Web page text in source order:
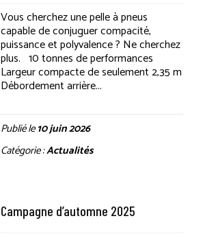
Vous cherchez une pelle à pneus
capable de conjuguer compacité,
puissance et polyvalence ? Ne cherchez
plus. 10 tonnes de performances
Largeur compacte de seulement 2,35 m
Débordement arrière...
Publié le10 juin 2026
Catégorie :Actualités
Campagne d’automne 2025